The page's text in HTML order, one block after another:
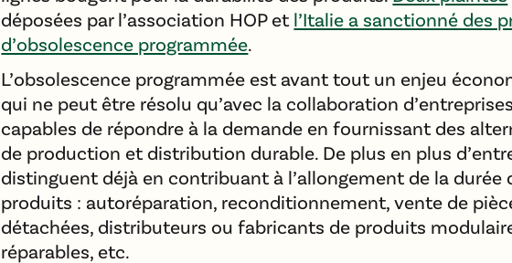
déposées par l’association HOP et l’Italie a sanctionné des
d’obsolescence programmée.
L’obsolescence programmée est avant tout un enjeu
qui ne peut être résolu qu’avec la collaboration d’entreprises
capables de répondre à la demande en fournissant des
de production et distribution durable. De plus en plus
distinguent déjà en contribuant à l’allongement de la durée
produits : autoréparation, reconditionnement, vente de
détachées, distributeurs ou fabricants de produits
réparables, etc.